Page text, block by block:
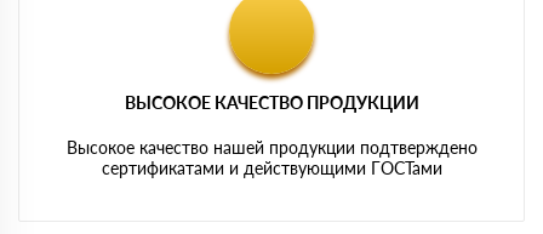
ВЫСОКОЕ КАЧЕСТВО ПРОДУКЦИИ
Высокое качество нашей продукции подтверждено
сертификатами и действующими ГОСТами